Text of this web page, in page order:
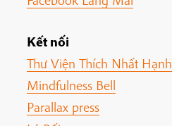
Kết nối
Thư Viện Thích Nhất Hạnh
Mindfulness Bell
Parallax press